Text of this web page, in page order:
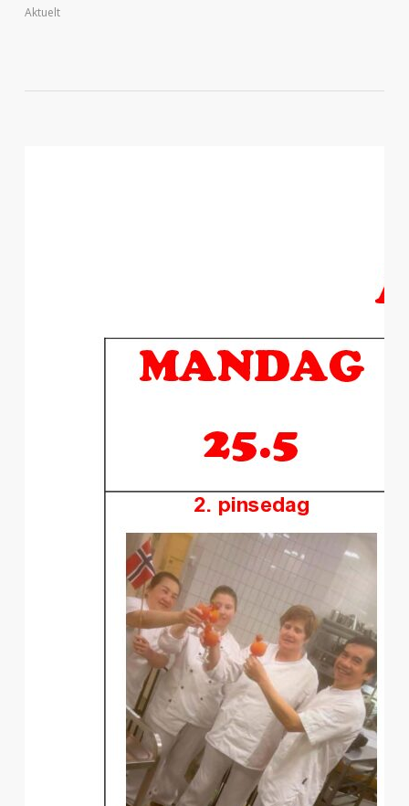
Aktuelt